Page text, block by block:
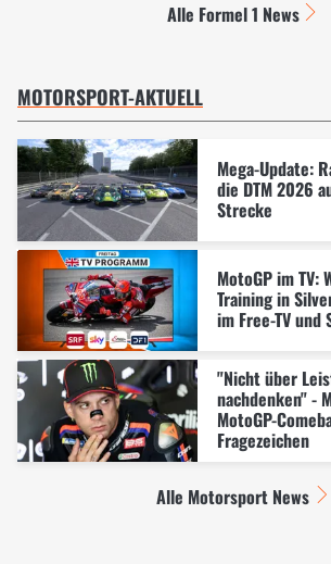
Alle Formel 1 News
MOTORSPORT-AKTUELL
Mega-Update:
die DTM 2026
Strecke
MotoGP im TV:
Training in
im Free-TV und
"Nicht über
nachdenken" -
MotoGP-
Fragezeichen
Alle Motorsport News